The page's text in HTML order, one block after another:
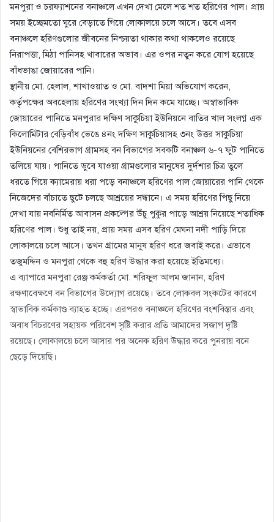
মনপুরা ও চরফ্যাশনের বনাঞ্চলে এখন দেখা মেলে শত শত হরিণের পাল। প্রায়
সময় ইচ্ছেমতো ঘুরে বেড়াতে গিয়ে লোকালয়ে চলে আসে। তবে এসব
বনাঞ্চলে হরিণগুলোর জীবনের নিশ্চয়তা থাকার কথা থাকলেও রয়েছে
নিরাপত্তা, মিঠা পানিসহ খাবারের অভাব। এর ওপর নতুন করে যোগ হয়েছে
বাঁধভাঙা জোয়ারের পানি।
স্থানীয় মো. হেলাল, শাখাওয়াত ও মো. বাদশা মিয়া অভিযোগ করেন,
কর্তৃপক্ষের অবহেলায় হরিণের সংখ্যা দিন দিন কমে যাচ্ছে। অস্বাভাবিক
জোয়ারের পানিতে মনপুরার দক্ষিণ সাকুচিয়া ইউনিয়নে বাতির খাল সংলগ্ন এক
কিলোমিটার বেড়িবাঁধ ভেঙে ৪নং দক্ষিণ সাকুচিয়াসহ ৩নং উত্তর সাকুচিয়া
ইউনিয়নের বেশিরভাগ গ্রামসহ বন বিভাগের সবকটি বনাঞ্চল ৬-৭ ফুট পানিতে
তলিয়ে যায়। পানিতে ডুবে যাওয়া গ্রামগুলোর মানুষের দুর্দশার চিত্র তুলে
ধরতে গিয়ে ক্যামেরায় ধরা পড়ে বনাঞ্চলে হরিণের পাল জোয়ারের পানি থেকে
নিজেদের বাঁচাতে ছুটে চলছে আশ্রয়ের সন্ধানে। এ সময় হরিণের পিছু নিয়ে
দেখা যায় নবনির্মিত আবাসন প্রকল্পের উঁচু পুকুর পাড়ে আশ্রয় নিয়েছে শতাধিক
হরিণের পাল। শুধু তাই নয়, প্রায় সময় এসব হরিণ মেঘনা নদী পাড়ি দিয়ে
লোকালয়ে চলে আসে। তখন গ্রামের মানুষ হরিণ ধরে জবাই করে। এভাবে
তজুমদ্দিন ও মনপুরা থেকে বহু হরিণ উদ্ধার করা হয়েছে ইতিমধ্যে।
এ ব্যাপারে মনপুরা রেঞ্জ কর্মকর্তা মো. শরিফুল আলম জানান, হরিণ
রক্ষণাবেক্ষণে বন বিভাগের উদ্যোগ রয়েছে। তবে লোকবল সংকটের কারণে
স্বাভাবিক কর্মকাণ্ড ব্যাহত হচ্ছে। এরপরও বনাঞ্চলে হরিণের বংশবিস্তার এবং
অবাধ বিচরণের সহায়ক পরিবেশ সৃষ্টি করার প্রতি আমাদের সজাগ দৃষ্টি
রয়েছে। লোকালয়ে চলে আসার পর অনেক হরিণ উদ্ধার করে পুনরায় বনে
ছেড়ে দিয়েছি।